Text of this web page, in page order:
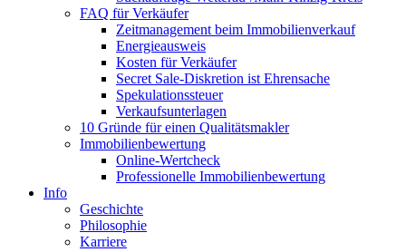
FAQ für Verkäufer
Zeitmanagement beim Immobilienverkauf
Energieausweis
Kosten für Verkäufer
Secret Sale-Diskretion ist Ehrensache
Spekulationssteuer
Verkaufsunterlagen
10 Gründe für einen Qualitätsmakler
Immobilienbewertung
Online-Wertcheck
Professionelle Immobilienbewertung
Info
Geschichte
Philosophie
Karriere